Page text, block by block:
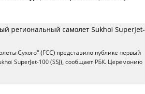
региональный самолет Sukhoi SuperJet-
Сухого" (ГСС) представило публике первый
SuperJet-100 (SSJ), сообщает РБК. Церемонию